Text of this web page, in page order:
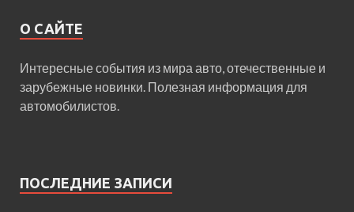
О САЙТЕ
Интересные события из мира авто, отечественные и
зарубежные новинки. Полезная информация для
автомобилистов.
ПОСЛЕДНИЕ ЗАПИСИ